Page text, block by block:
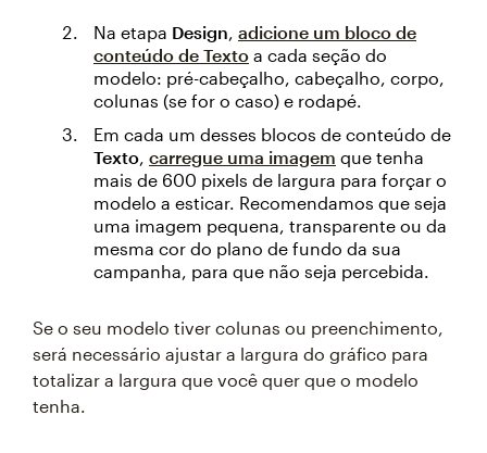
Na etapa Design, adicione um bloco de
conteúdo de Texto a cada seção do
modelo: pré-cabeçalho, cabeçalho, corpo,
colunas (se for o caso) e rodapé.
Em cada um desses blocos de conteúdo de
Texto, carregue uma imagem que tenha
mais de 600 pixels de largura para forçar o
modelo a esticar. Recomendamos que seja
uma imagem pequena, transparente ou da
mesma cor do plano de fundo da sua
campanha, para que não seja percebida.
Se o seu modelo tiver colunas ou preenchimento,
será necessário ajustar a largura do gráfico para
totalizar a largura que você quer que o modelo
tenha.